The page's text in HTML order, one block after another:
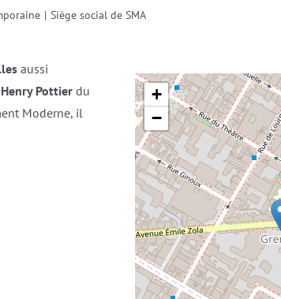
| Siège social de SMA
aussi
Henry Pottier du
Moderne, il
+
−